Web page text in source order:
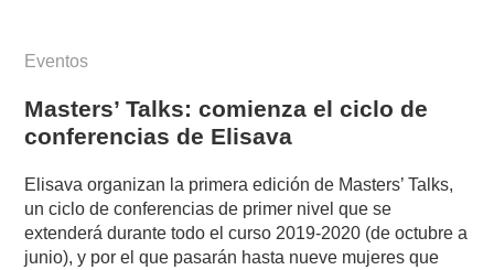
Eventos
Masters’ Talks: comienza el ciclo de
conferencias de Elisava
Elisava organizan la primera edición de Masters’ Talks,
un ciclo de conferencias de primer nivel que se
extenderá durante todo el curso 2019-2020 (de octubre a
junio), y por el que pasarán hasta nueve mujeres que